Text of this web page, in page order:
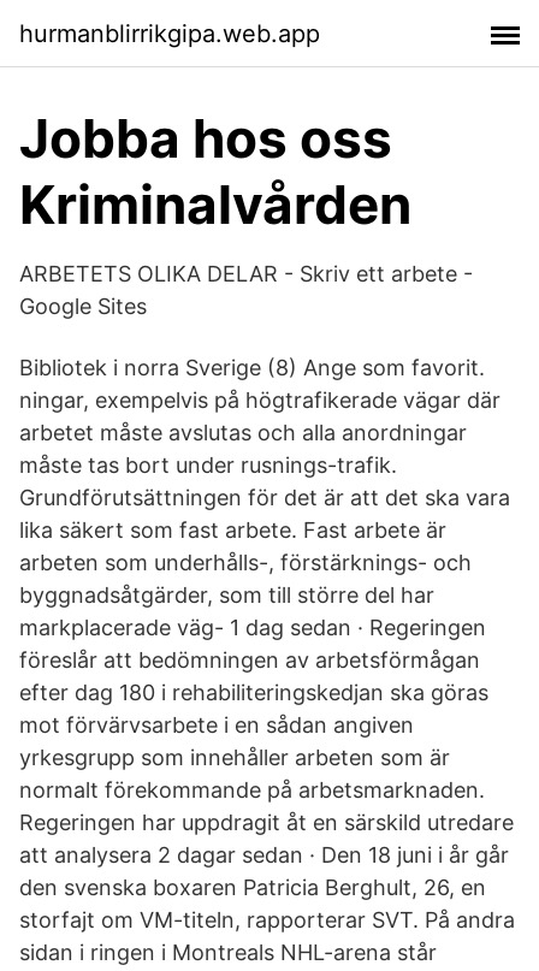
hurmanblirrikgipa.web.app
Jobba hos oss
Kriminalvården
ARBETETS OLIKA DELAR - Skriv ett arbete -
Google Sites
Bibliotek i norra Sverige (8) Ange som favorit.
ningar, exempelvis på högtrafikerade vägar där
arbetet måste avslutas och alla anordningar
måste tas bort under rusnings-trafik.
Grundförutsättningen för det är att det ska vara
lika säkert som fast arbete. Fast arbete är
arbeten som underhålls-, förstärknings- och
byggnadsåtgärder, som till större del har
markplacerade väg- 1 dag sedan · Regeringen
föreslår att bedömningen av arbetsförmågan
efter dag 180 i rehabiliteringskedjan ska göras
mot förvärvsarbete i en sådan angiven
yrkesgrupp som innehåller arbeten som är
normalt förekommande på arbetsmarknaden.
Regeringen har uppdragit åt en särskild utredare
att analysera 2 dagar sedan · Den 18 juni i år går
den svenska boxaren Patricia Berghult, 26, en
storfajt om VM-titeln, rapporterar SVT. På andra
sidan i ringen i Montreals NHL-arena står